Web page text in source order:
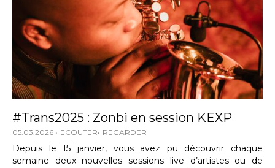
#Trans2025 : Zonbi en session KEXP
05.03.2026 ECOUTER REGARDER
Depuis le 15 janvier, vous avez pu découvrir chaque
semaine deux nouvelles sessions live d’artistes ou de